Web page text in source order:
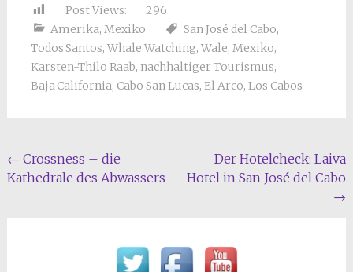
Post Views:
296
Amerika, Mexiko San José del Cabo,
Todos Santos, Whale Watching, Wale, Mexiko,
Karsten-Thilo Raab, nachhaltiger Tourismus,
Baja California, Cabo San Lucas, El Arco, Los Cabos
Beitragsnavigation
← Crossness – die
Kathedrale des Abwassers
Der Hotelcheck: Laiva
Hotel in San José del Cabo
→